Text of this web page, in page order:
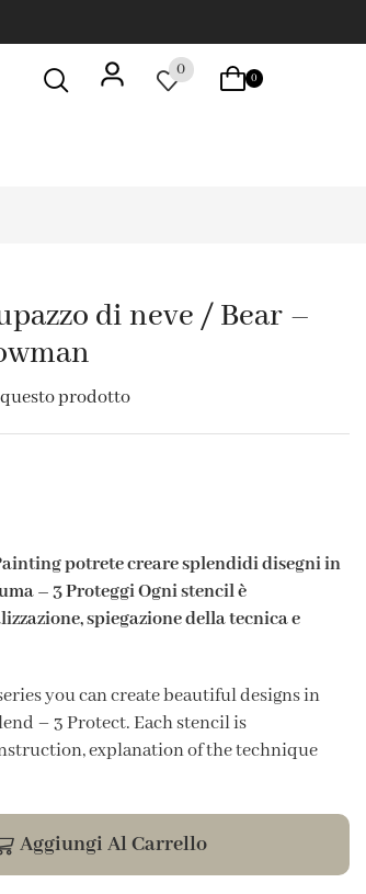
0 0
di neve / Bear –
prodotto
potrete creare splendidi disegni in
– 3 Proteggi Ogni stencil è
spiegazione della tecnica e
you can create beautiful designs in
– 3 Protect. Each stencil is
explanation of the technique
Aggiungi Al Carrello